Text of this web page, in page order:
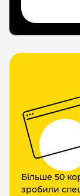
Більше 50
зробили